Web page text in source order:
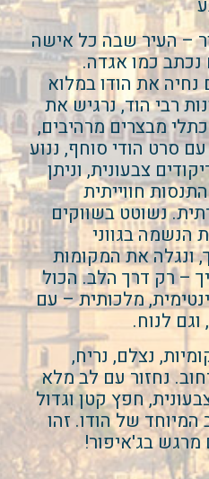
– העיר שבה כל אישה
נכתב כמו אגדה.
את הודו במלוא
רבי הוד, נרגיש את
מבצרים מרהיבים,
סרט הודי סוחף, ננוע
צבעונית, וניתן
חווייתית
נשוטט בשווקים
הנשמה בגווני
ונגלה את המקומות
– רק דרך הלב. הכול
מלכותית – עם
לנוח.
נצלם, נריח,
נחזור עם לב מלא
חפץ קטן וגדול
של הודו. זהו
בג'איפור!